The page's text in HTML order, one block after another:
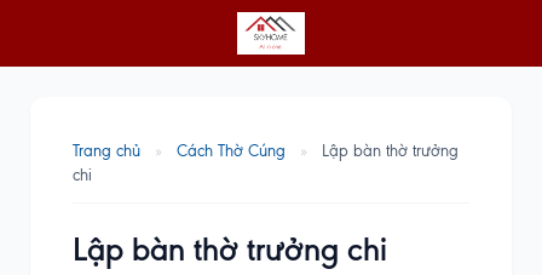
Trang chủ » Cách Thờ Cúng »
Lập bàn thờ trưởng
chi
Lập bàn thờ trưởng chi